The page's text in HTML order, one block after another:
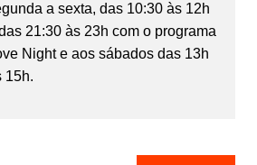
a sexta, das 10:30 às 12h
21:30 às 23h com o programa
Night e aos sábados das 13h
15h.